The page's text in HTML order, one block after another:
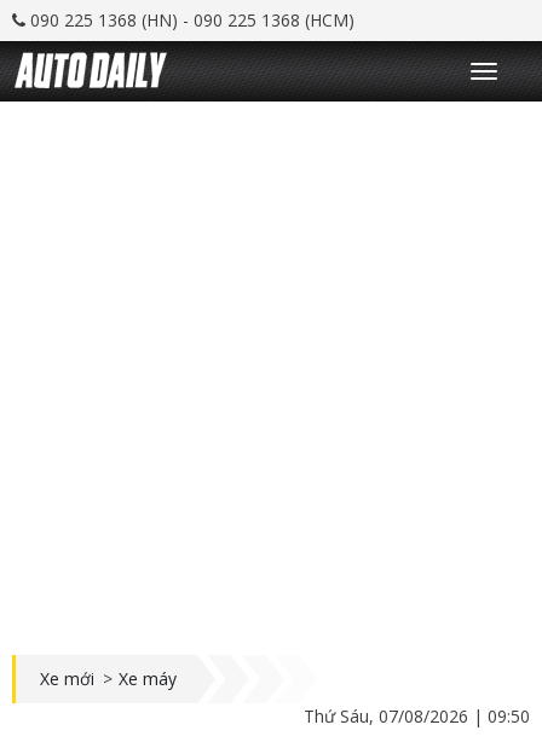
090 225 1368 (HN) - 090 225 1368 (HCM)
T
o
g
Xe mới > Xe máy
Thứ Sáu, 07/08/2026 | 09:50